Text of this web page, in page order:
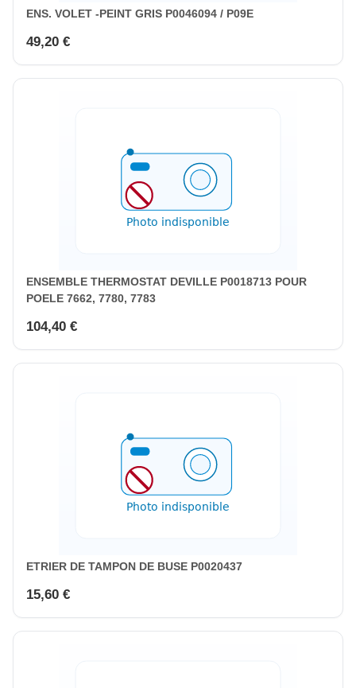
ENS. VOLET -PEINT GRIS P0046094 / P09E
49,20 €
ENSEMBLE THERMOSTAT DEVILLE P0018713 POUR
POELE 7662, 7780, 7783
104,40 €
ETRIER DE TAMPON DE BUSE P0020437
15,60 €